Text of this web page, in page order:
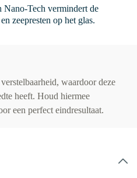
Nano-Tech vermindert de
zeepresten op het glas.
waardoor deze
heeft. Houd hiermee
een perfect eindresultaat.